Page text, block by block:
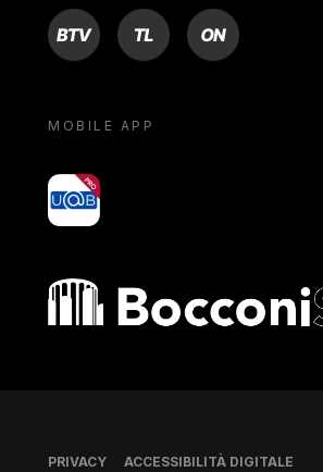
BTV TL ON
MOBILE APP
yoU@B
Bocconi shop
Piè di pagina
PRIVACY ACCESSIBILITÀ DIGITALE